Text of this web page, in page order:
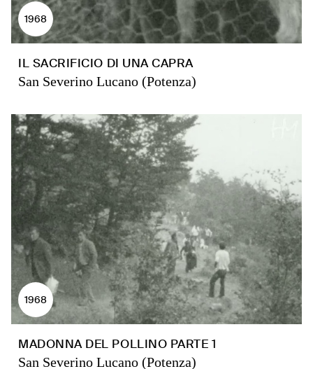
1968
IL SACRIFICIO DI UNA CAPRA
San Severino Lucano (Potenza)
1968
MADONNA DEL POLLINO PARTE 1
San Severino Lucano (Potenza)